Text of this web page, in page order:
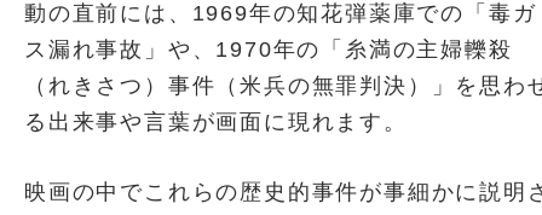
動の直前には、1969年の知花弾薬庫での「毒ガ
ス漏れ事故」や、1970年の「糸満の主婦轢殺
（れきさつ）事件（米兵の無罪判決）」を思わ
る出来事や言葉が画面に現れます。
映画の中でこれらの歴史的事件が事細かに説明